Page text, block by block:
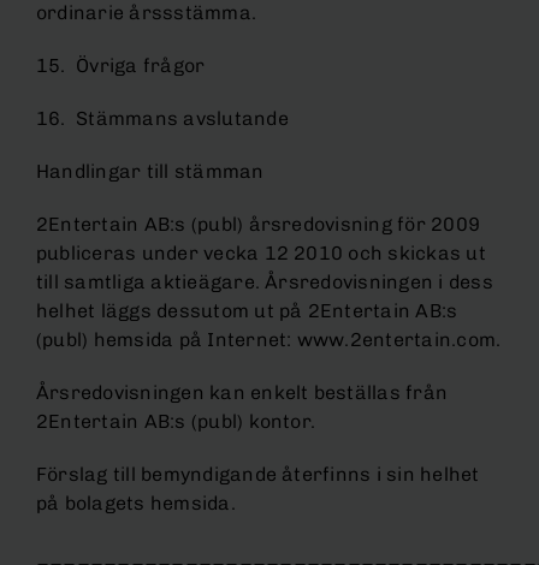
ordinarie årssstämma.
15. Övriga frågor
16. Stämmans avslutande
Handlingar till stämman
2Entertain AB:s (publ) årsredovisning för 2009
publiceras under vecka 12 2010 och skickas ut
till samtliga aktieägare. Årsredovisningen i dess
helhet läggs dessutom ut på 2Entertain AB:s
(publ) hemsida på Internet: www.2entertain.com.
Årsredovisningen kan enkelt beställas från
2Entertain AB:s (publ) kontor.
Förslag till bemyndigande återfinns i sin helhet
på bolagets hemsida.